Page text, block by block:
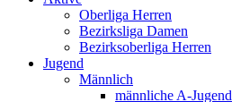
Oberliga Herren
Bezirksliga Damen
Bezirksoberliga Herren
Jugend
Männlich
männliche A-Jugend